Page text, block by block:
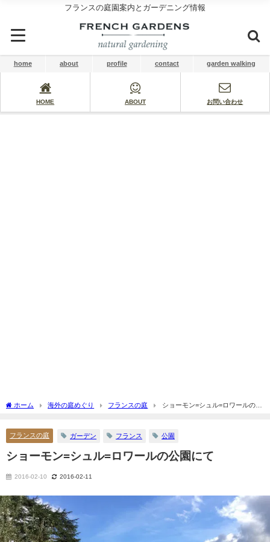
フランスの庭園案内とガーデニング情報
home about profile contact garden walking
HOME ABOUT お問い合わせ
ホーム 海外の庭めぐり フランスの庭
ショーモン=シュル=ロワールの公
フランスの庭 ガーデン フランス 公園
ショーモン=シュル=ロワールの公園にて
2016-02-10 2016-02-11